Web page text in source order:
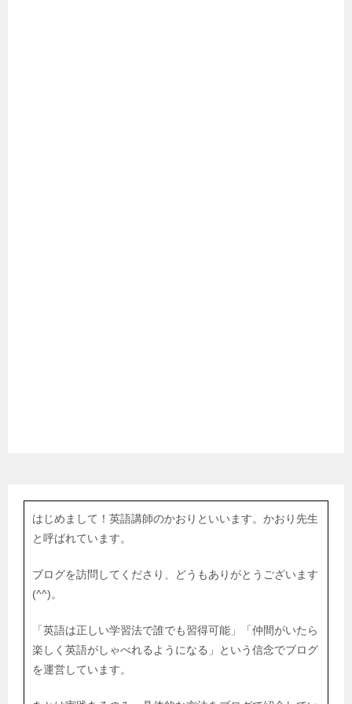
はじめまして！英語講師のかおりといいます。かおり先生
と呼ばれています。
ブログを訪問してくださり、どうもありがとうございます
(^^)。
「英語は正しい学習法で誰でも習得可能」「仲間がいたら
楽しく英語がしゃべれるようになる」という信念でブログ
を運営しています。